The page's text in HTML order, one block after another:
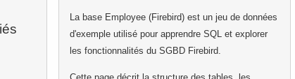
La base Employee (Firebird) est un jeu de données
d'exemple utilisé pour apprendre SQL et explorer
les fonctionnalités du SGBD Firebird.